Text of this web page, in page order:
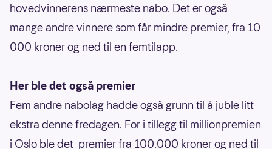
hovedvinnerens nærmeste nabo. Det er også
mange andre vinnere som får mindre premier, fra 10
000 kroner og ned til en femtilapp.
Her ble det også premier
Fem andre nabolag hadde også grunn til å juble litt
ekstra denne fredagen. For i tillegg til millionpremien
i Oslo ble det premier fra 100.000 kroner og ned til